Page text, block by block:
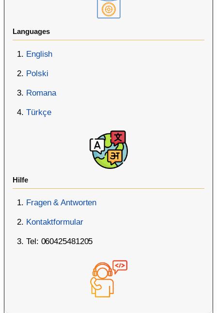
Languages
English
Polski
Romana
Türkçe
Hilfe
Fragen & Antworten
Kontaktformular
Tel: 060425481205